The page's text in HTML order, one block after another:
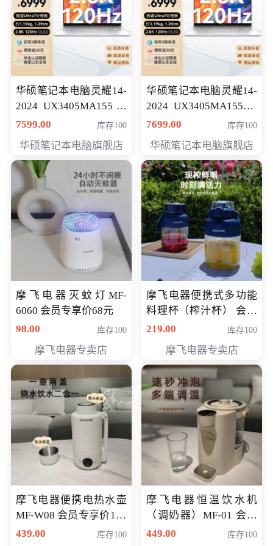
华硕笔记本电脑灵耀14-
2024 UX3405MA155冰
川银 oled 智慧轻薄本 会
7599.00 库存100
华硕笔记本电脑旗舰店
华硕笔记本电脑灵耀14-
2024 UX3405MA155夜
空蓝 oled 智慧轻薄本 会
7699.00 库存100
华硕笔记本电脑旗舰店
摩飞电器灭蚊灯MF-
6060 会员专享价68元
98.00
库存100
摩飞电器专卖店
摩飞电器便携式多功能
料理杯（榨汁杯） 会员
专享价118元
219.00 库存100
摩飞电器专卖店
摩飞电器便携电热水壶
MF-W08 会员专享价198
元
439.00 库存100
摩飞电器恒温饮水机
（调奶器）MF-01 会员
专享价366元
449.00 库存100